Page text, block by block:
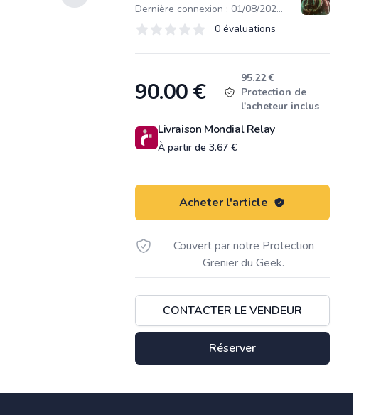
Dernière connexion : 01/08/2026 05:47
Évaluations
0 sur 5 étoiles 0 évaluations
90.00€
95.22 €
Protection de
l'acheteur inclus
Livraison Mondial Relay
À partir de 3.67 €
Acheter l'article
Couvert par notre Protection
Grenier du Geek.
CONTACTER LE VENDEUR
Réserver